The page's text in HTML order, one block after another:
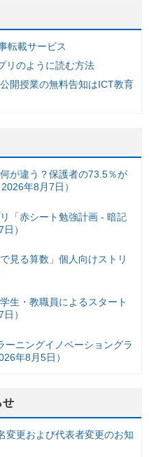
転載サービス
リのように読む方法
開授業の無料告知はICT教育
が違う？保護者の73.5％が
年8月7日）
「赤シート勉強計画 - 暗記
）
見る算数」個人向けストリ
生・教職員によるスタート
）
ーニングイノベーショングラ
年8月5日）
せ
変更および代表者変更のお知